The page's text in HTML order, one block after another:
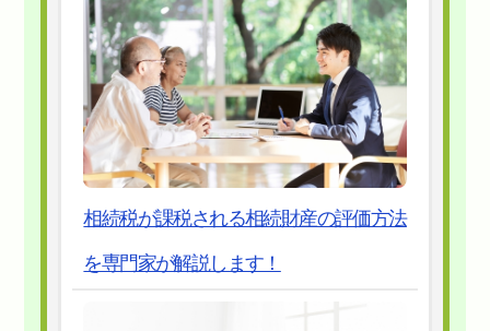
相続税が課税される相続財産の評価方法
を専門家が解説します！